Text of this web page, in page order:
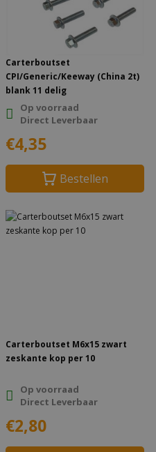
Carterboutset
CPI/Generic/Keeway (China 2t)
blank 11 delig
Op voorraad
Direct Leverbaar
€4,35
Bestellen
Carterboutset M6x15 zwart
zeskante kop per 10
Op voorraad
Direct Leverbaar
€2,80